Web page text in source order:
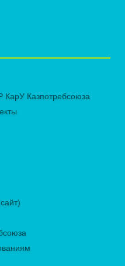
КарУ Казпотребсоюза